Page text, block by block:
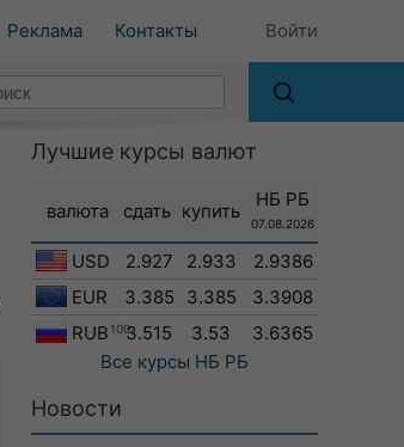
Реклама Контакты Войти
Лучшие курсы валют
валюта сдать купить
НБ РБ
07.08.2026
USD 2.927 2.933
2.9386
EUR
3.385 3.385
3.3908
RUB 1003.515 3.53
3.6365
Все курсы НБ РБ
Новости